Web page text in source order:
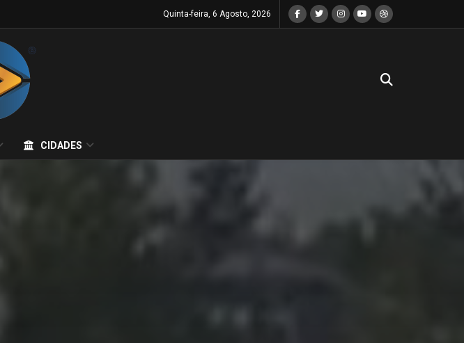
Quinta-feira, 6 Agosto, 2026
CIDADES